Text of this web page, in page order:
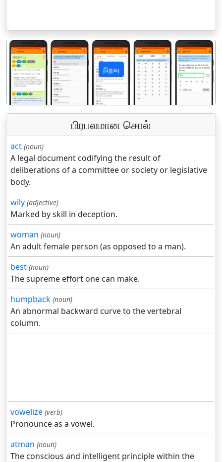
நிறுவு
पिछला अगला
பிரபலமான சொல்
act (noun)
A legal document codifying the result of
deliberations of a committee or society or legislative
body.
wily (adjective)
Marked by skill in deception.
woman (noun)
An adult female person (as opposed to a man).
best (noun)
The supreme effort one can make.
humpback (noun)
An abnormal backward curve to the vertebral
column.
vowelize (verb)
Pronounce as a vowel.
atman (noun)
The conscious and intelligent principle within the